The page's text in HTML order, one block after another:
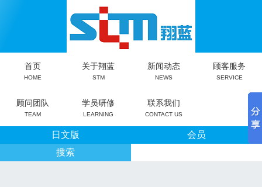
首页
HOME
关于翔蓝
STM
新闻动态
NEWS
顾客服务
SERVICE
顾问团队
TEAM
学员研修
LEARNING
联系我们
CONTACT US
日文版
会员
搜索